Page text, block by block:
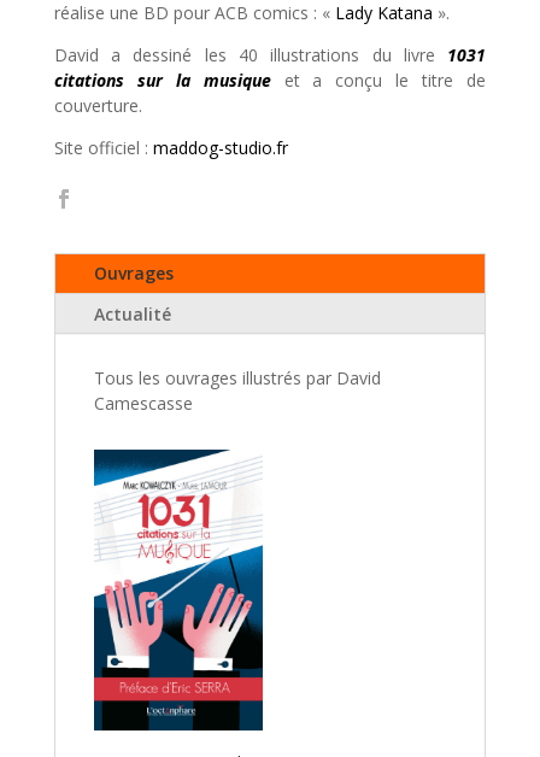
réalise une BD pour ACB comics : « Lady Katana ».
David a dessiné les 40 illustrations du livre 1031
citations sur la musiqueet a conçu le titre de
couverture.
Site officiel : maddog-studio.fr
Ouvrages
Actualité
Tous les ouvrages illustrés par David
Camescasse